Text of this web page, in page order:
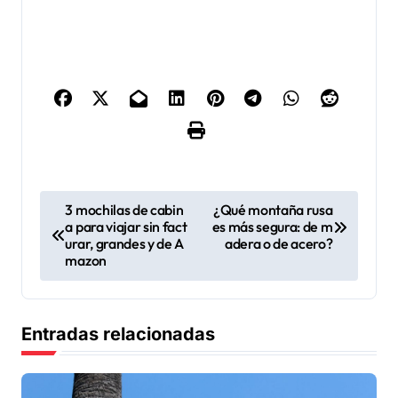
e
g
a
c
3 mochilas de cabin
a para viajar sin fact
urar, grandes y de A
mazon
¿Qué montaña rusa
es más segura: de m
adera o de acero?
Entradas relacionadas